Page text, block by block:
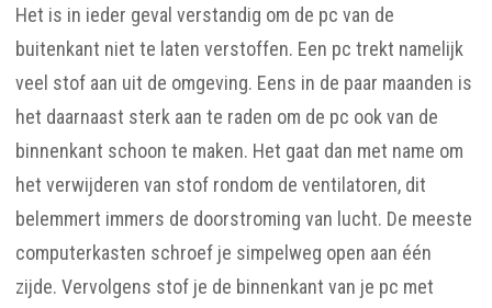
Het is in ieder geval verstandig om de pc van de
buitenkant niet te laten verstoffen. Een pc trekt namelijk
veel stof aan uit de omgeving. Eens in de paar maanden is
het daarnaast sterk aan te raden om de pc ook van de
binnenkant schoon te maken. Het gaat dan met name om
het verwijderen van stof rondom de ventilatoren, dit
belemmert immers de doorstroming van lucht. De meeste
computerkasten schroef je simpelweg open aan één
zijde. Vervolgens stof je de binnenkant van je pc met